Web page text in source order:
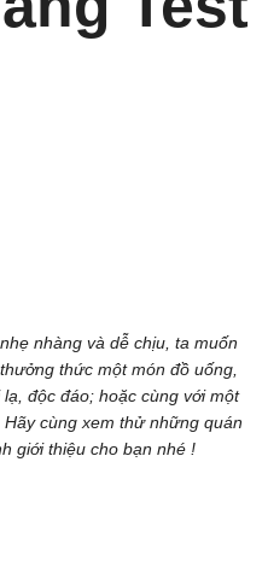
nhàng và dễ chịu, ta muốn
thức một món đồ uống,
độc đáo; hoặc cùng với một
cùng xem thử những quán
giới thiệu cho bạn nhé !